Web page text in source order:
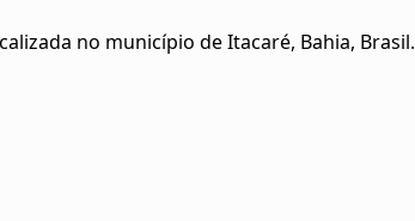
no município de Itacaré, Bahia, Brasil.